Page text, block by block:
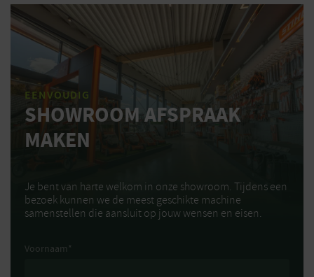
EENVOUDIG
SHOWROOM AFSPRAAK
MAKEN
Je bent van harte welkom in onze showroom. Tijdens een
bezoek kunnen we de meest geschikte machine
samenstellen die aansluit op jouw wensen en eisen.
Voornaam *